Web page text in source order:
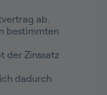
ab.
bestimmten
der Zinssatz
dadurch